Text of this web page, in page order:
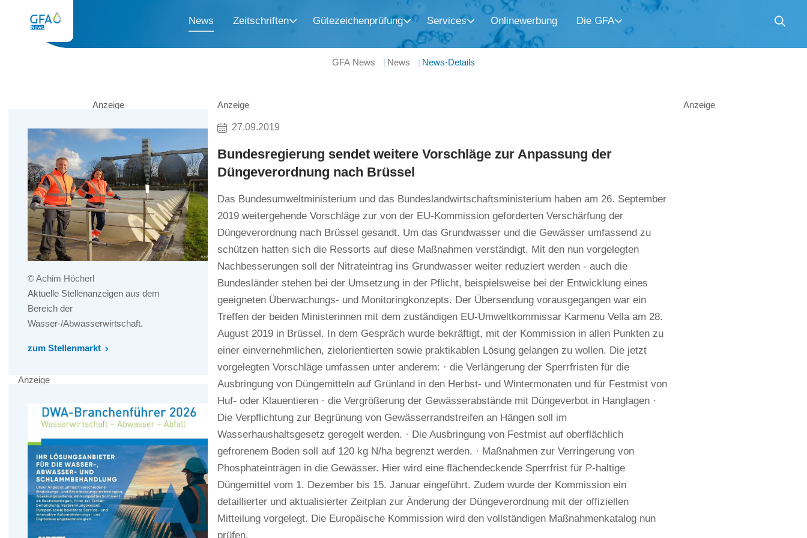
News Zeitschriften Gütezeichenprüfung Services Onlinewerbung Die GFA
GFA News News News-Details
Anzeige
27.09.2019
Bundesregierung sendet weitere Vorschläge zur Anpassung der
Düngeverordnung nach Brüssel
Das Bundesumweltministerium und das Bundeslandwirtschaftsministerium haben am 26. September
2019 weitergehende Vorschläge zur von der EU-Kommission geforderten Verschärfung der
Düngeverordnung nach Brüssel gesandt. Um das Grundwasser und die Gewässer umfassend zu
schützen hatten sich die Ressorts auf diese Maßnahmen verständigt. Mit den nun vorgelegten
Nachbesserungen soll der Nitrateintrag ins Grundwasser weiter reduziert werden - auch die
Bundesländer stehen bei der Umsetzung in der Pflicht, beispielsweise bei der Entwicklung eines
geeigneten Überwachungs- und Monitoringkonzepts. Der Übersendung vorausgegangen war ein
Treffen der beiden Ministerinnen mit dem zuständigen EU-Umweltkommissar Karmenu Vella am 28.
August 2019 in Brüssel. In dem Gespräch wurde bekräftigt, mit der Kommission in allen Punkten zu
einer einvernehmlichen, zielorientierten sowie praktikablen Lösung gelangen zu wollen. Die jetzt
vorgelegten Vorschläge umfassen unter anderem: · die Verlängerung der Sperrfristen für die
Ausbringung von Düngemitteln auf Grünland in den Herbst- und Wintermonaten und für Festmist von
Huf- oder Klauentieren · die Vergrößerung der Gewässerabstände mit Düngeverbot in Hanglagen ·
Die Verpflichtung zur Begrünung von Gewässerrandstreifen an Hängen soll im
Wasserhaushaltsgesetz geregelt werden. · Die Ausbringung von Festmist auf oberflächlich
gefrorenem Boden soll auf 120 kg N/ha begrenzt werden. · Maßnahmen zur Verringerung von
Phosphateinträgen in die Gewässer. Hier wird eine flächendeckende Sperrfrist für P-haltige
Düngemittel vom 1. Dezember bis 15. Januar eingeführt. Zudem wurde der Kommission ein
detaillierter und aktualisierter Zeitplan zur Änderung der Düngeverordnung mit der offiziellen
Mitteilung vorgelegt. Die Europäische Kommission wird den vollständigen Maßnahmenkatalog nun
prüfen.
Anzeige
© Achim Höcherl
Aktuelle Stellenanzeigen aus dem
Bereich der
Wasser-/Abwasserwirtschaft.
zum Stellenmarkt
Anzeige
Anzeige